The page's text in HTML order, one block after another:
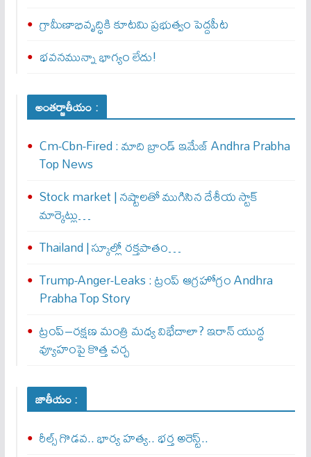
గ్రామీణాభివృద్ధికి కూటమి ప్రభుత్వం పెద్దపీట
భవనమున్నా భాగ్యం లేదు!
అంతర్జాతీయం :
Cm-Cbn-Fired : మాది బ్రాండ్ ఇమేజ్ Andhra Prabha
Top News
Stock market | నష్టాలతో ముగిసిన దేశీయ స్టాక్
మార్కెట్లు…
Thailand | స్కూల్లో రక్తపాతం…
Trump-Anger-Leaks : ట్రంప్ ఆగ్ర‌హోగ్రం Andhra
Prabha Top Story
ట్రంప్–రక్షణ మంత్రి మధ్య విభేదాలా? ఇరాన్ యుద్ధ
వ్యూహంపై కొత్త చర్చ
జాతీయం :
రీల్స్ గొడవ.. భార్య హత్య.. భర్త అరెస్ట్..